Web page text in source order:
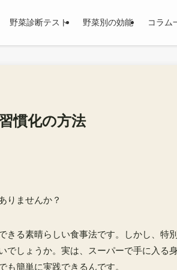
野菜診断テスト 野菜別の効能 コラム
慣化の方法
りませんか？
きる素晴らしい食事法です。しかし、特
でしょうか。実は、スーパーで手に入る
簡単に実践できるんです。